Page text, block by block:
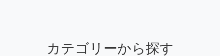
カテゴリーから探す